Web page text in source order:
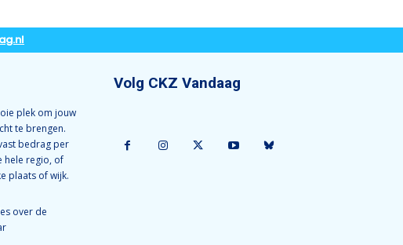
plek om jouw
te brengen.
bedrag per
hele regio, of
plaats of wijk.
over de
Volg CKZ Vandaag